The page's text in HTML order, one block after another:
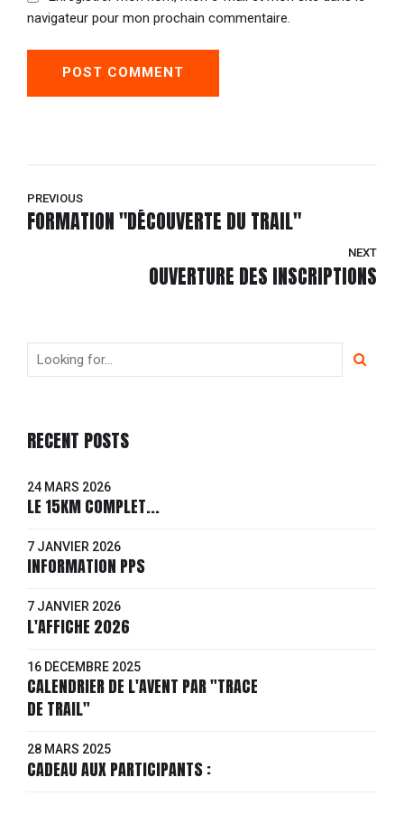
navigateur pour mon prochain commentaire.
POST COMMENT
PREVIOUS
FORMATION "DÉCOUVERTE DU TRAIL"
NEXT
OUVERTURE DES INSCRIPTIONS
RECENT POSTS
24 MARS 2026
LE 15KM COMPLET...
7 JANVIER 2026
INFORMATION PPS
7 JANVIER 2026
L'AFFICHE 2026
16 DÉCEMBRE 2025
CALENDRIER DE L'AVENT PAR "TRACE
DE TRAIL"
28 MARS 2025
CADEAU AUX PARTICIPANTS :